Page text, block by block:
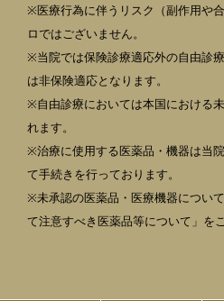
※医療行為に伴うリスク（副作用や
ロではございません。
※当院では保険診療適応外の自由診
は非保険適応となります。
※自由診療においては本国における
れます。
※治療に使用する医薬品・機器は当
て手続きを行っております。
※未承認の医薬品・医療機器につい
て注意すべき医薬品等について」を